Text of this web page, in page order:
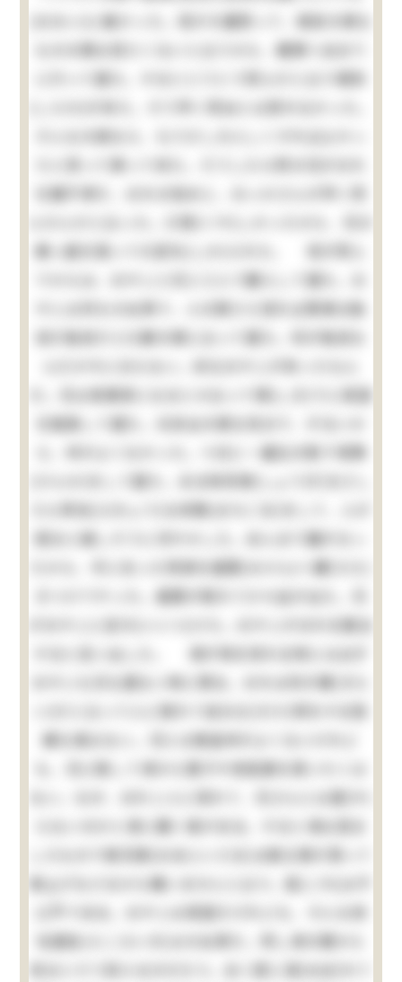
(おおい)に痛かった。母が大層怒って、御前の様な
ものの顔は見たくないと云うから、親類へ泊まり
に行って居た。するととうとう死んだと云う報知
そんな大病なら、もう少し大人しくすればよかっ
たと思って帰って来た。そうしたら例の兄がおれ
を親不孝だ、おれの為めに、おっかさんが早く死
んだんだと云った。口惜(くや)しかったから、兄の
横っ面を張って大変叱(しか)られた。 母が死ん
でからは、おやじと兄と三人で暮らして居た。お
やじは何もせぬ男で、人の顔さえ見れば貴様は駄
目だ駄目だと口癖の様に云って居た。何が駄目な
だ。兄は実業家になるとか云って頻(しき)りに英語
を勉強して居た。元来女の様な性分で、ずるいか
ら、仲がよくなかった。十日に一遍位の割で喧嘩
(けんか)をして居た。ある時将棋(しょうぎ)をさし
たら卑怯(ひきょう)な待駒(まちごま)をして、人が
困ると嬉しそうに冷やかした。あんまり腹が立っ
たから、手に在った飛車を眉間(みけん)へ擲(たた)
きつけてやった。眉間が割れて少々血が出た。兄
がおやじに言付(いいつ)けた。おやじがおれを勘当
すると言い出した。 清が物を呉れる時には必ず
おやじも兄も居ない時に限る。おれは何が嫌(きら
い)だと云って人に隠れて自分丈(だけ)得をする程
嫌な事はない。兄とは無論仲がよくないけれど
も、兄に隠して清から菓子や色鉛筆を貰いたくは
ない。なぜ、おれ１人に呉れて、兄さんには遣(や)
らないのかと清に聞く事がある。すると清は澄ま
したもので御兄様(おあにいさま)は御父様が買って
御上げなさるから構いませんと云う。是(これ)は不
公平である。おやじは頑固だけれども、そんな依
怙贔負(えこひいき)はせぬ男だ。然し清の眼から
見るとそう見えるのだろう。全く愛に溺(おぼ)れて